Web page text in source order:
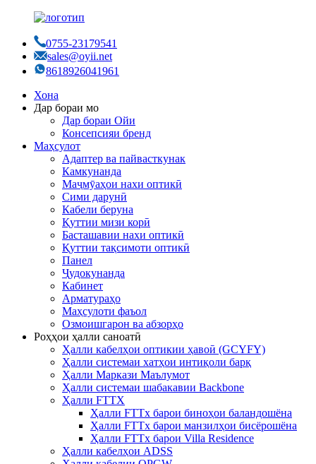
0755-23179541
sales@oyii.net
8618926041961
Хона
Дар бораи мо
Дар бораи Ойи
Консепсияи бренд
Маҳсулот
Адаптер ва пайвасткунак
Камкунанда
Маҷмӯаҳои нахи оптикӣ
Сими дарунӣ
Кабели беруна
Қуттии мизи корӣ
Басташавии нахи оптикӣ
Қуттии тақсимоти оптикӣ
Панел
Ҷудокунанда
Кабинет
Арматураҳо
Маҳсулоти фаъол
Озмоишгарон ва абзорҳо
Роҳҳои ҳалли саноатӣ
Ҳалли кабелҳои оптикии ҳавоӣ (GCYFY)
Ҳалли системаи хатҳои интиқоли барқ
Ҳалли Маркази Маълумот
Ҳалли системаи шабакавии Backbone
Ҳалли FTTX
Ҳалли FTTx барои биноҳои баландошёна
Ҳалли FTTx барои манзилҳои бисёрошёна
Ҳалли FTTx барои Villa Residence
Ҳалли кабелҳои ADSS